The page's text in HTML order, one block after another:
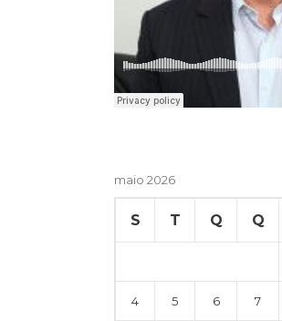
maio 2026
S T Q Q
4 5 6 7